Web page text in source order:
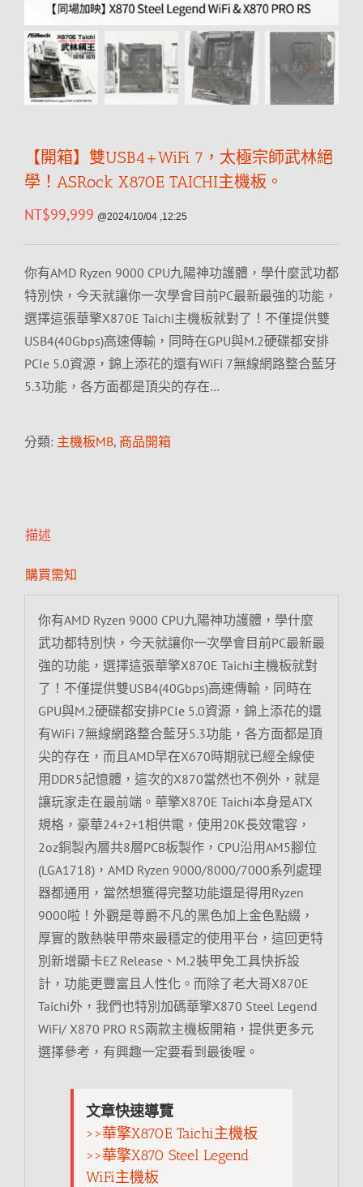
【開箱】雙USB4+WiFi 7，太極宗師武林絕
學！ASRock X870E TAICHI主機板。
NT$99,999 @2024/10/04 ,12:25
你有AMD Ryzen 9000 CPU九陽神功護體，學什麼武功都
特別快，今天就讓你一次學會目前PC最新最強的功能，
選擇這張華擎X870E Taichi主機板就對了！不僅提供雙
USB4(40Gbps)高速傳輸，同時在GPU與M.2硬碟都安排
PCIe 5.0資源，錦上添花的還有WiFi 7無線網路整合藍牙
5.3功能，各方面都是頂尖的存在…
分類: 主機板MB, 商品開箱
描述
購買需知
你有AMD Ryzen 9000 CPU九陽神功護體，學什麼
武功都特別快，今天就讓你一次學會目前PC最新最
強的功能，選擇這張華擎X870E Taichi主機板就對
了！不僅提供雙USB4(40Gbps)高速傳輸，同時在
GPU與M.2硬碟都安排PCIe 5.0資源，錦上添花的還
有WiFi 7無線網路整合藍牙5.3功能，各方面都是頂
尖的存在，而且AMD早在X670時期就已經全線使
用DDR5記憶體，這次的X870當然也不例外，就是
讓玩家走在最前端。華擎X870E Taichi本身是ATX
規格，豪華24+2+1相供電，使用20K長效電容，
2oz銅製內層共8層PCB板製作，CPU沿用AM5腳位
(LGA1718)，AMD Ryzen 9000/8000/7000系列處理
器都通用，當然想獲得完整功能還是得用Ryzen
9000啦！外觀是尊爵不凡的黑色加上金色點綴，
厚實的散熱裝甲帶來最穩定的使用平台，這回更特
別新增顯卡EZ Release、M.2裝甲免工具快拆設
計，功能更豐富且人性化。而除了老大哥X870E
Taichi外，我們也特別加碼華擎X870 Steel Legend
WiFi/ X870 PRO RS兩款主機板開箱，提供更多元
選擇參考，有興趣一定要看到最後喔。
文章快速導覽
>>華擎X870E Taichi主機板
>>華擎X870 Steel Legend
WiFi主機板